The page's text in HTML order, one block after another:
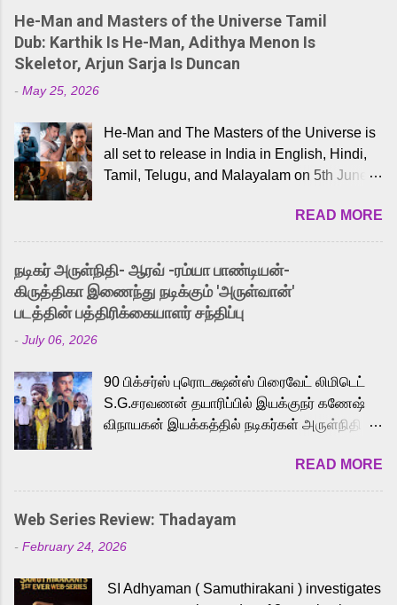
He-Man and Masters of the Universe Tamil
Dub: Karthik Is He-Man, Adithya Menon Is
Skeletor, Arjun Sarja Is Duncan
- May 25, 2026
He-Man and The Masters of the Universe is
all set to release in India in English, Hindi,
Tamil, Telugu, and Malayalam on 5th June,
received a lot of love from cult He-Man fans
and offered audiences an exciting glimpse
into the world of Eternia, the recently
released Tamil trailer has also generated
strong excitement among Tamil audiences.
Adding to the growing buzz is the film’s
to the iconic superhero He-Man. Known for
memorable songs like “Behene De” from
Raavan, “Oru Maalai” from Ghajini, and
loved for his versatile voice and strong
command over multiple languages, making
him a strong fit for the legendary character.
cinema, voices the menacing Skeletor
across the Tamil, Malayalam, and Telugu
READ MORE
நடிகர் அருள்நிதி- ஆரவ் -ரம்யா பாண்டியன்-
கிருத்திகா இணைந்து நடிக்கும் 'அருள்வான்'
படத்தின் பத்திரிக்கையாளர் சந்திப்பு
- July 06, 2026
90 பிக்சர்ஸ் புரொடக்ஷன்ஸ் பிரைவேட் லிமிடெட்
S.G.சரவணன் தயாரிப்பில் இயக்குநர் கணேஷ்
விநாயகன் இயக்கத்தில் நடிகர்கள் அருள்நிதி -
முக்கிய வேடத்தில் இணைந்து நடித்திருக்கும்
'அருள்வான்' திரைப்படத்தினை
பத்திரிக்கையாளர் சந்திப்பு சென்னையில்
நடைபெற்றது. இயக்குநர் கணேஷ் விநாயகன்
இயக்கத்தில் உருவாகியுள்ள 'அருள்வான்'
வெங்கட், ரம்யா பாண்டியன், வி டி வி கணேஷ் ,
READ MORE
Web Series Review: Thadayam
- February 24, 2026
SI Adhyaman ( Samuthirakani ) investigates